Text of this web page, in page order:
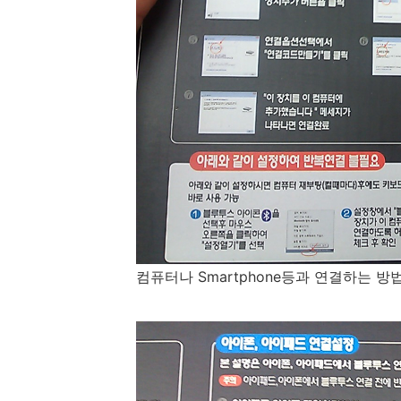
컴퓨터나 Smartphone등과 연결하는 방